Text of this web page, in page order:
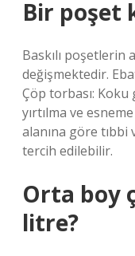
Bir poşet
Baskılı poşetlerin
değişmektedir.
Çöp torbası:
yırtılma ve
alanına göre tıbbi
tercih edilebilir.
Orta boy
litre?